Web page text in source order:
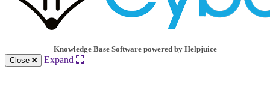
Knowledge Base Software powered by Helpjuice
Close
Expand